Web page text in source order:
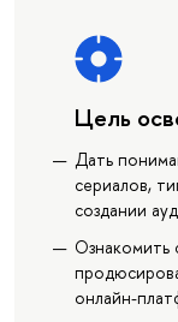
Цель
Дать
сериалов,
создании
Ознакомить
онлайн-